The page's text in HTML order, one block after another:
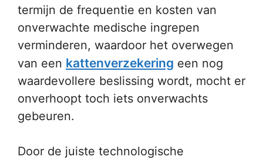
termijn de frequentie en kosten van
onverwachte medische ingrepen
verminderen, waardoor het overwegen
van een kattenverzekering een nog
waardevollere beslissing wordt, mocht er
onverhoopt toch iets onverwachts
gebeuren.
Door de juiste technologische